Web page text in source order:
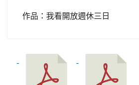
作品：我看開放週休三日